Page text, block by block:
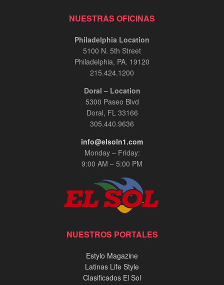
NUESTRAS OFICINAS
Philadelphia Location
5100 N. 5th Street
Philadelphia, PA. 19120
215.424.1200
Doral – Location
5300 Paseo Blvd
Doral, FL 33166
305.440.9636
info@elsoln1.com
Monday – Friday:
9:00 AM – 5:00 PM
NUESTROS PORTALES
Estylo Magazine
Latinas Life Style
Clasificados El Sol